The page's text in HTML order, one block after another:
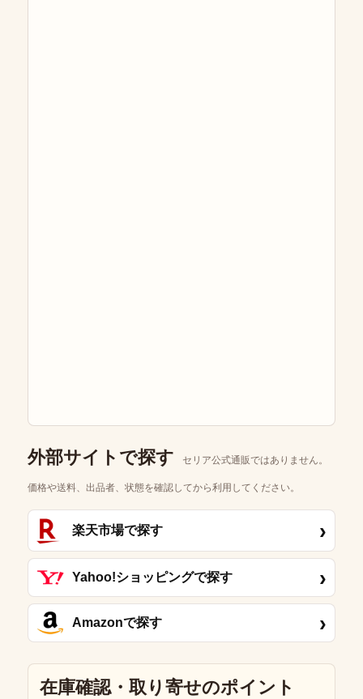
外部サイトで探す セリア公式通販ではありません。
価格や送料、出品者、状態を確認してから利用してください。
楽天市場で探す ›
Yahoo!ショッピングで探す ›
Amazonで探す ›
在庫確認・取り寄せのポイント